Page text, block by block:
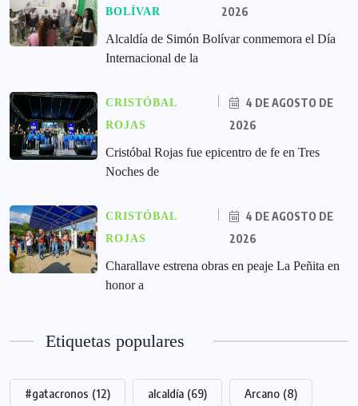
BOLÍVAR
2026
Alcaldía de Simón Bolívar conmemora el Día
Internacional de la
CRISTÓBAL
ROJAS
4 DE AGOSTO DE
2026
Cristóbal Rojas fue epicentro de fe en Tres
Noches de
CRISTÓBAL
ROJAS
4 DE AGOSTO DE
2026
Charallave estrena obras en peaje La Peñita en
honor a
Etiquetas populares
#gatacronos (12) alcaldía (69) Arcano (8)